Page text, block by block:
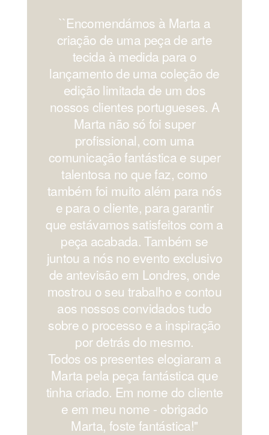
``Encomendámos à Marta a
criação de uma peça de arte
tecida à medida para o
lançamento de uma coleção de
edição limitada de um dos
nossos clientes portugueses. A
Marta não só foi super
profissional, com uma
comunicação fantástica e super
talentosa no que faz, como
também foi muito além para nós
e para o cliente, para garantir
que estávamos satisfeitos com a
peça acabada. Também se
juntou a nós no evento exclusivo
de antevisão em Londres, onde
mostrou o seu trabalho e contou
aos nossos convidados tudo
sobre o processo e a inspiração
por detrás do mesmo.
Todos os presentes elogiaram a
Marta pela peça fantástica que
tinha criado. Em nome do cliente
e em meu nome - obrigado
Marta, foste fantástica!''